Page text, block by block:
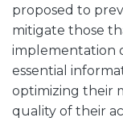
proposed to
mitigate those
implementation
essential
optimizing their
quality of their